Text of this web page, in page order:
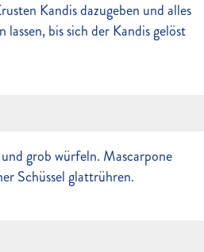
Kandis dazugeben und alles
bis sich der Kandis gelöst
grob würfeln. Mascarpone
Schüssel glattrühren.